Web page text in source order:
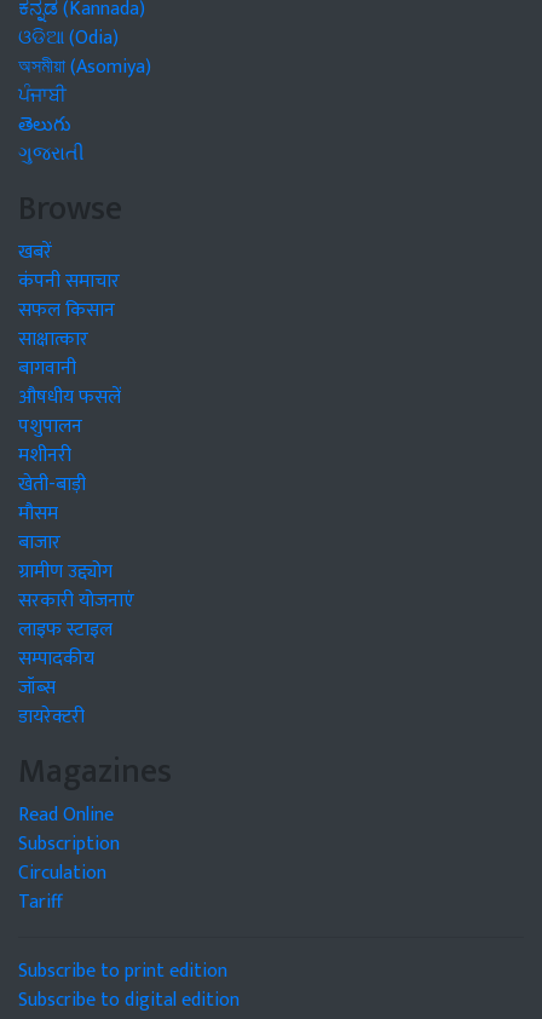
ಕನ್ನಡ (Kannada)
ଓଡିଆ (Odia)
অসমীয়া (Asomiya)
ਪੰਜਾਬੀ
తెలుగు
ગુજરાતી
Browse
खबरें
कंपनी समाचार
सफल किसान
साक्षात्कार
बागवानी
औषधीय फसलें
पशुपालन
मशीनरी
खेती-बाड़ी
मौसम
बाजार
ग्रामीण उद्द्योग
सरकारी योजनाएं
लाइफ स्टाइल
सम्पादकीय
जॉब्स
डायरेक्टरी
Magazines
Read Online
Subscription
Circulation
Tariff
Subscribe to print edition
Subscribe to digital edition